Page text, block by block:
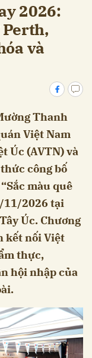
2026:
và
Thanh
Việt Nam
Úc (AVTN) và
công bố
màu quê
11/2026 tại
Úc. Chương
kết nối Việt
thực,
hội nhập của
Hủy